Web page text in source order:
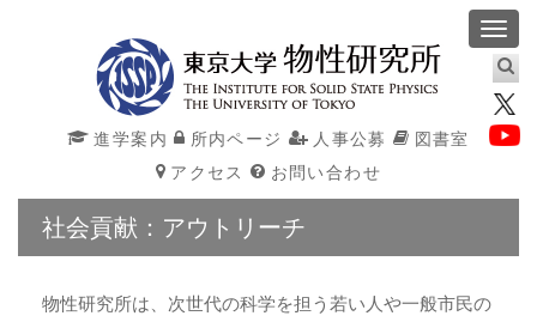
進学案内 所内ページ 人事公募
図書室
アクセス
お問い合わせ
社会貢献：アウトリーチ
物性研究所は、次世代の科学を担う若い人や一般市民の